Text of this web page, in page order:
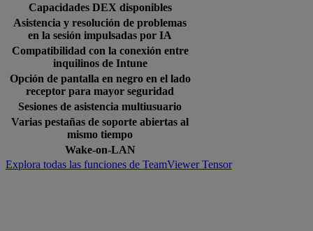
Capacidades DEX disponibles
Asistencia y resolución de problemas
en la sesión impulsadas por IA
Compatibilidad con la conexión entre
inquilinos de Intune
Opción de pantalla en negro en el lado
receptor para mayor seguridad
Sesiones de asistencia multiusuario
Varias pestañas de soporte abiertas al
mismo tiempo
Wake-on-LAN
Explora todas las funciones de TeamViewer Tensor